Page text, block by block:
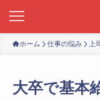
ホーム 仕事の悩み 上
大卒で基本